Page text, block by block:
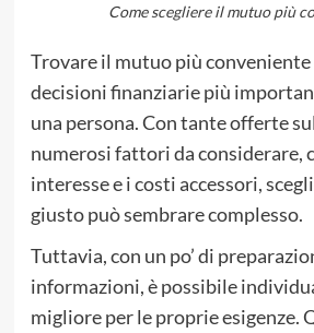
Come scegliere il mutuo più
Trovare il mutuo più conveniente
decisioni finanziarie più
una persona. Con tante offerte
numerosi fattori da considerare,
interesse e i costi accessori,
giusto può sembrare complesso.
Tuttavia, con un po’ di
informazioni, è possibile
migliore per le proprie esigenze.